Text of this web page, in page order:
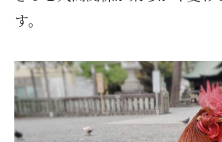
す。